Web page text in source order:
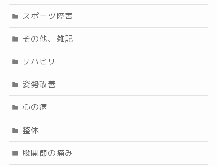
スポーツ障害
その他、雑記
リハビリ
姿勢改善
心の病
整体
股関節の痛み